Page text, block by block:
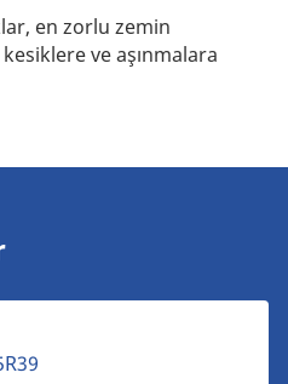
en zorlu zemin
ve aşınmalara